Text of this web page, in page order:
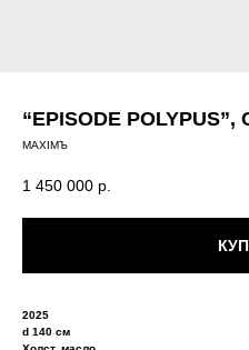
“EPISODE POLYPUS”,
MAXIMЪ
1 450 000 р.
2025
d 140 см